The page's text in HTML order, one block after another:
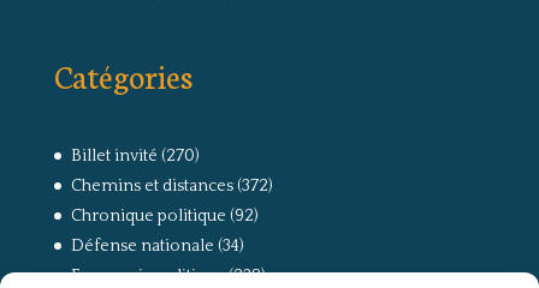
Catégories
Billet invité (270)
Chemins et distances(372)
Chronique politique (92)
Défense nationale (34)
Economie politique(238)